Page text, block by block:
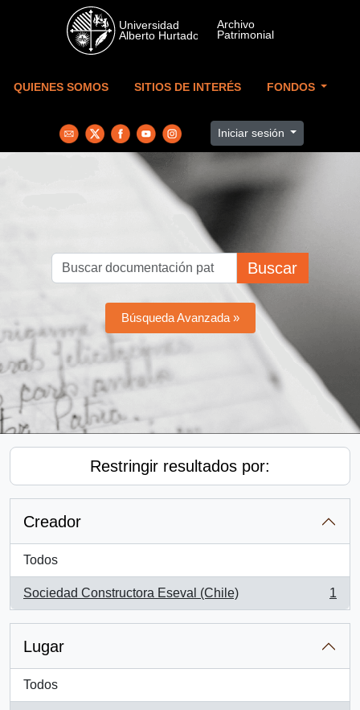
Skip to main content
QUIENES SOMOS SITIOS DE INTERÉS FONDOS
Iniciar sesión
Buscar
Búsqueda Avanzada »
Restringir resultados por:
Creador
Todos
Sociedad Constructora Eseval (Chile)
, 1 resultados
1
Lugar
Todos